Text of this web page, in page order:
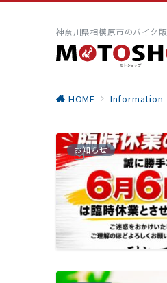
神奈川県相模原市のバイク
HOME Information
お知らせ